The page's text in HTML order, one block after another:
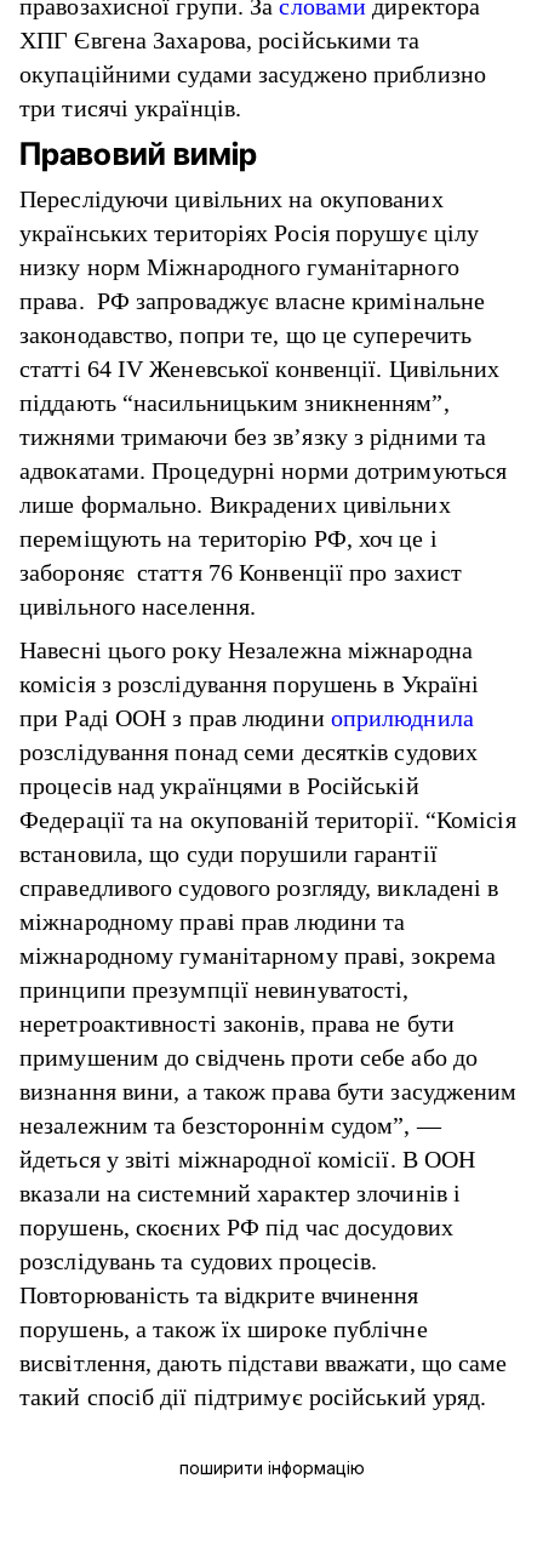
правозахисної групи. Засловами директора
ХПГ Євгена Захарова, російськими та
окупаційними судами засуджено приблизно
три тисячі українців.
Правовий вимір
Переслідуючи цивільних на окупованих
українських територіях Росія порушує цілу
низку норм Міжнародного гуманітарного
права. РФ запроваджує власне кримінальне
законодавство, попри те, що це суперечить
статті 64 IV Женевської конвенції. Цивільних
піддають “насильницьким зникненням”,
тижнями тримаючи без зв’язку з рідними та
адвокатами. Процедурні норми дотримуються
лише формально. Викрадених цивільних
переміщують на територію РФ, хоч це і
забороняє стаття 76 Конвенції про захист
цивільного населення.
Навесні цього року Незалежна міжнародна
комісія з розслідування порушень в Україні
при Раді ООН з прав людини оприлюднила
розслідування понад семи десятків судових
процесів над українцями в Російській
Федерації та на окупованій території. “Комісія
встановила, що суди порушили гарантії
справедливого судового розгляду, викладені в
міжнародному праві прав людини та
міжнародному гуманітарному праві, зокрема
принципи презумпції невинуватості,
неретроактивності законів, права не бути
примушеним до свідчень проти себе або до
визнання вини, а також права бути засудженим
незалежним та безстороннім судом”, —
йдеться у звіті міжнародної комісії. В ООН
вказали на системний характер злочинів і
порушень, скоєних РФ під час досудових
розслідувань та судових процесів.
Повторюваність та відкрите вчинення
порушень, а також їх широке публічне
висвітлення, дають підстави вважати, що саме
такий спосіб дії підтримує російський уряд.
поширити інформацію